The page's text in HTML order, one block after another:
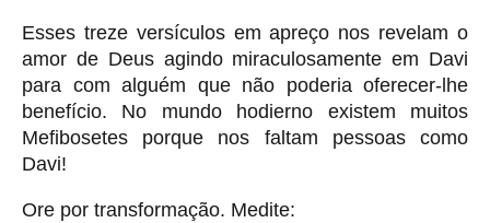
Esses treze versículos em apreço nos revelam o
amor de Deus agindo miraculosamente em Davi
para com alguém que não poderia oferecer-lhe
benefício. No mundo hodierno existem muitos
Mefibosetes porque nos faltam pessoas como
Davi!
Ore por transformação. Medite: